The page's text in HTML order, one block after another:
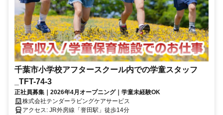
千葉市小学校アフタースクール内での学童スタッフ
_TFT-74-3
正社員募集｜2026年4月オープニング｜学童未経験OK
株式会社テンダーラビングケアサービス
アクセス: JR外房線「誉田駅」徒歩14分